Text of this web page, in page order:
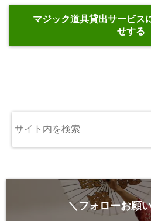
マジック道具貸出サービス
せする
＼フォローお願